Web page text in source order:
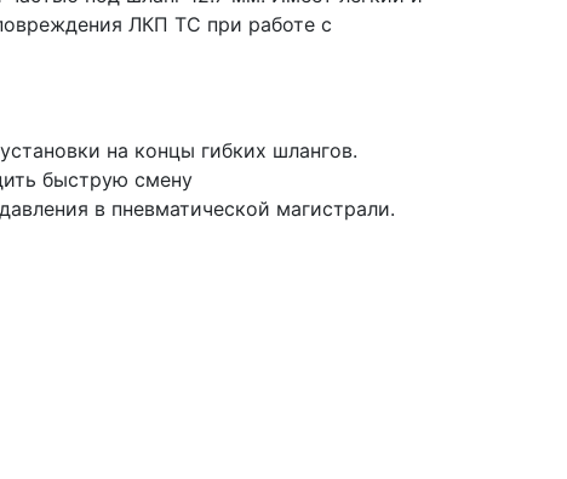
ЛКП ТС при работе с
на концы гибких шлангов.
быструю смену
в пневматической магистрали.